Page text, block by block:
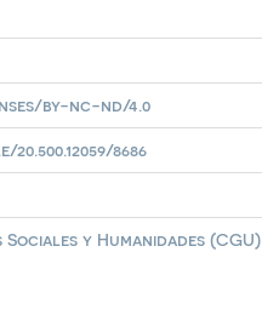
by-nc-nd/4.0
8686
y Humanidades (CGU)